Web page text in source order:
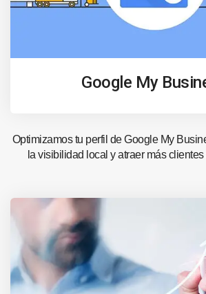
Google My
Optimizamos tu perfil de Google My
la visibilidad local y atraer más